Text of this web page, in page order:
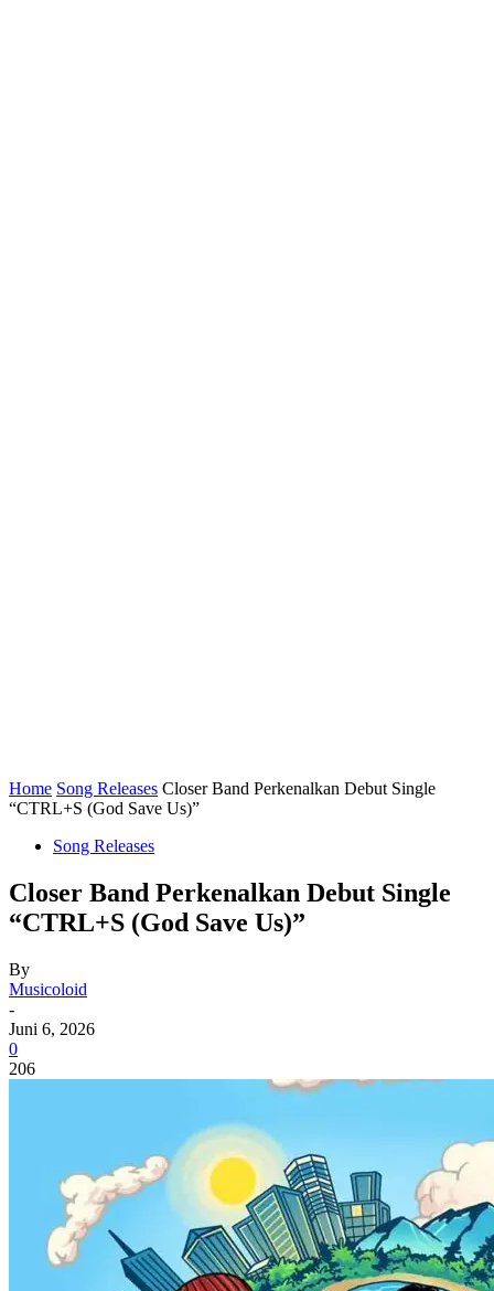
Home Song Releases Closer Band Perkenalkan Debut Single
“CTRL+S (God Save Us)”
Song Releases
Closer Band Perkenalkan Debut Single
“CTRL+S (God Save Us)”
By
Musicoloid
-
Juni 6, 2026
0
206